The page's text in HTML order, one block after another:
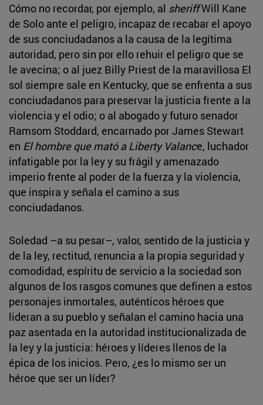
Cómo no recordar, por ejemplo, al sheriffWill Kane
de Solo ante el peligro, incapaz de recabar el apoyo
de sus conciudadanos a la causa de la legítima
autoridad, pero sin por ello rehuir el peligro que se
le avecina; o al juez Billy Priest de la maravillosa El
sol siempre sale en Kentucky, que se enfrenta a sus
conciudadanos para preservar la justicia frente a la
violencia y el odio; o al abogado y futuro senador
Ramsom Stoddard, encarnado por James Stewart
en El hombre que mató a Liberty Valance, luchador
infatigable por la ley y su frágil y amenazado
imperio frente al poder de la fuerza y la violencia,
que inspira y señala el camino a sus
conciudadanos.
Soledad –a su pesar–, valor, sentido de la justicia y
de la ley, rectitud, renuncia a la propia seguridad y
comodidad, espíritu de servicio a la sociedad son
algunos de los rasgos comunes que definen a estos
personajes inmortales, auténticos héroes que
lideran a su pueblo y señalan el camino hacia una
paz asentada en la autoridad institucionalizada de
la ley y la justicia: héroes y líderes llenos de la
épica de los inicios. Pero, ¿es lo mismo ser un
héroe que ser un líder?